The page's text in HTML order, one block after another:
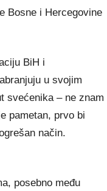
Bosne i Hercegovine
BiH i
u svojim
svećenika – ne znam
pametan, prvo bi
način.
posebno među